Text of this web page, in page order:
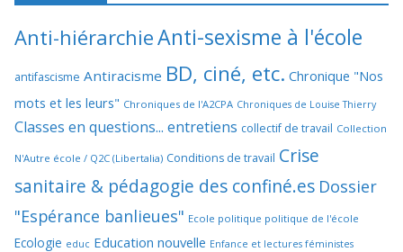
Anti-hiérarchieAnti-sexisme à l'école
antifascisme Antiracisme BD, ciné, etc. Chronique "Nos
mots et les leurs" Chroniques de l'A2CPA Chroniques de Louise Thierry
Classes en questions... entretiens collectif de travail Collection
N'Autre école / Q2C (Libertalia) Conditions de travail Crise
sanitaire & pédagogie des confiné.es Dossier
"Espérance banlieues" Ecole politique politique de l'école
Ecologie educ Education nouvelle Enfance et lectures féministes